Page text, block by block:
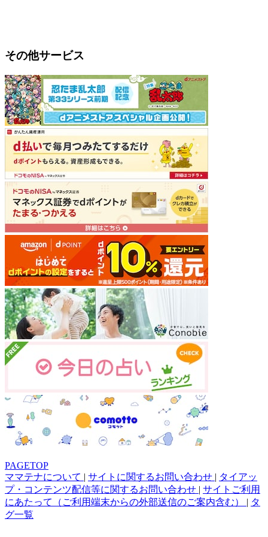
その他サービス
PAGETOP
ママテナについて | サイトに関するお問い合わせ | タイアッ
プ・コンテンツ配信等に関するお問い合わせ | サイトご利用
にあたって（ご利用端末からの外部送信のご案内含む） | タ
グ一覧